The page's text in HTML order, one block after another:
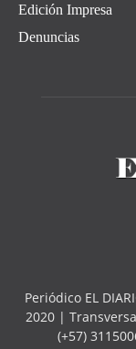
Edición Impresa
Denuncias
Periódico EL
2020 |
(+57)